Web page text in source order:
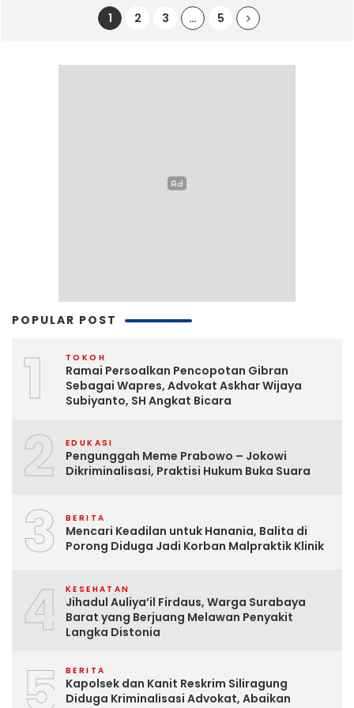
1 2 3 … 5
POPULAR POST
1 TOKOH
Ramai Persoalkan Pencopotan Gibran
Sebagai Wapres, Advokat Askhar Wijaya
Subiyanto, SH Angkat Bicara
2 EDUKASI
Pengunggah Meme Prabowo – Jokowi
Dikriminalisasi, Praktisi Hukum Buka Suara
3 BERITA
Mencari Keadilan untuk Hanania, Balita di
Porong Diduga Jadi Korban Malpraktik Klinik
4 KESEHATAN
Jihadul Auliya’il Firdaus, Warga Surabaya
Barat yang Berjuang Melawan Penyakit
Langka Distonia
5 BERITA
Kapolsek dan Kanit Reskrim Siliragung
Diduga Kriminalisasi Advokat, Abaikan